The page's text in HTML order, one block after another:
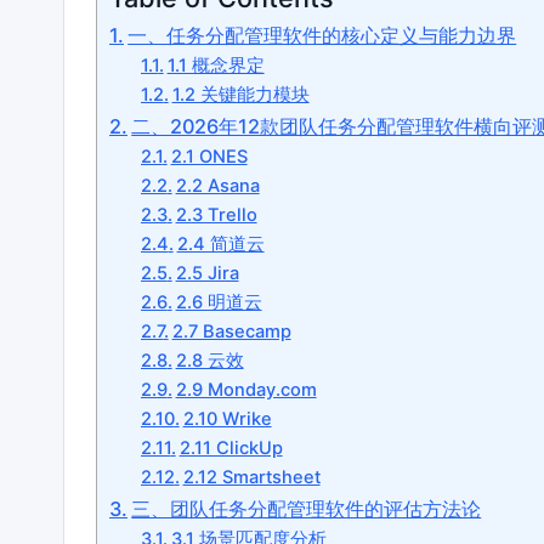
一、任务分配管理软件的核心定义与能力边界
1.1 概念界定
1.2 关键能力模块
二、2026年12款团队任务分配管理软件横向评
2.1 ONES
2.2 Asana
2.3 Trello
2.4 简道云
2.5 Jira
2.6 明道云
2.7 Basecamp
2.8 云效
2.9 Monday.com
2.10 Wrike
2.11 ClickUp
2.12 Smartsheet
三、团队任务分配管理软件的评估方法论
3.1 场景匹配度分析